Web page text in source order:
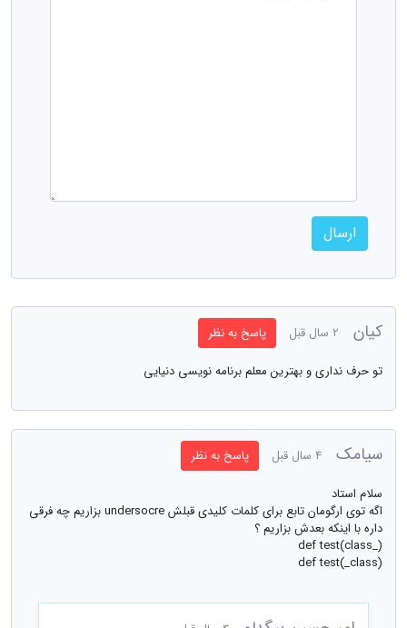
ارسال
کیان 2 سال قبل
پاسخ به نظر
تو حرف نداری و بهترین معلم برنامه نویسی دنیایی
سیامک 4 سال قبل
پاسخ به نظر
سلام استاد
اگه توی ارگومان تابع برای کلمات کلیدی قبلش undersocre بزاریم چه فرقی
داره با اینکه بعدش بزاریم ؟
def test(class_)
def test(_class)